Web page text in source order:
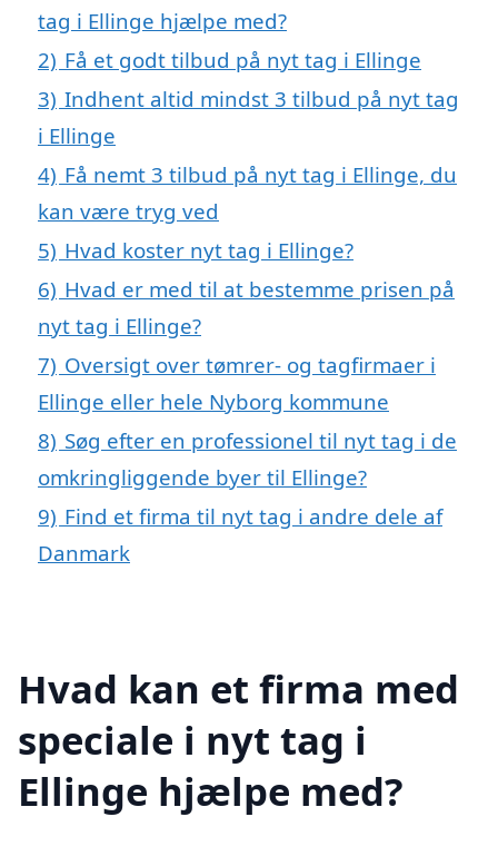
tag i Ellinge hjælpe med?
2) Få et godt tilbud på nyt tag i Ellinge
3) Indhent altid mindst 3 tilbud på nyt tag
i Ellinge
4) Få nemt 3 tilbud på nyt tag i Ellinge, du
kan være tryg ved
5) Hvad koster nyt tag i Ellinge?
6) Hvad er med til at bestemme prisen på
nyt tag i Ellinge?
7) Oversigt over tømrer- og tagfirmaer i
Ellinge eller hele Nyborg kommune
8) Søg efter en professionel til nyt tag i de
omkringliggende byer til Ellinge?
9) Find et firma til nyt tag i andre dele af
Danmark
Hvad kan et firma med
speciale i nyt tag i
Ellinge hjælpe med?